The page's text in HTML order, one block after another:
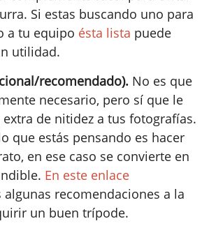
Si estas buscando uno para
a tu equipo ésta lista puede
utilidad.
recomendado). No es que
necesario, pero sí que le
de nitidez a tus fotografías.
que estás pensando es hacer
en ese caso se convierte en
En este enlace
algunas recomendaciones a la
un buen trípode.